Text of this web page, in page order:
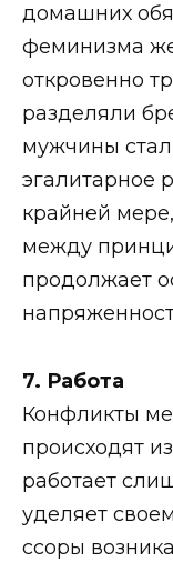
домашних
феминизма
откровенно
разделяли
мужчины
эгалитарное
крайней
между
продолжает
7. Работа
Конфликты
происходят
работает
уделяет
ссоры